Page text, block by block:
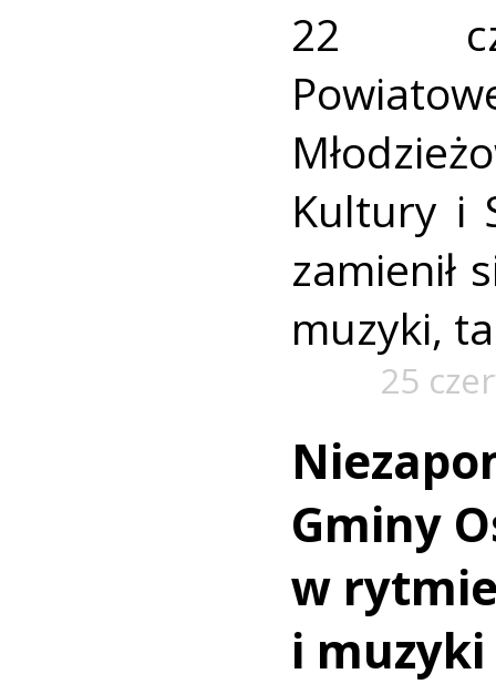
22
Kultury i
zamienił
muzyki,
25
Gminy
w
i muzyki